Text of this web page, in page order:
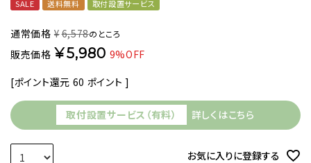
SALE 送料無料 取付設置サービス
通常価格 ¥6,578のところ
販売価格 ¥5,980 9%OFF
[ポイント還元 60 ポイント ]
取付設置サービス（有料） 詳しくはこちら
お気に入りに登録する